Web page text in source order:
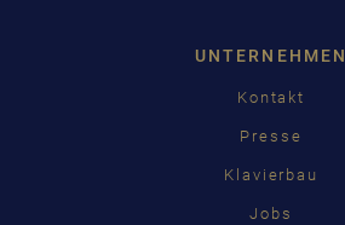
UNTERNEHMEN
Kontakt
Presse
Klavierbau
Jobs